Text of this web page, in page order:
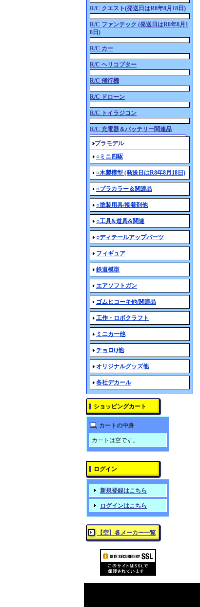
R/C クエスト(発送日はR8年8月18日)
R/C ファンテック (発送日はR8年8月1
8日)
R/C カー
R/C ヘリコプター
R/C 飛行機
R/C ドローン
R/C トイラジコン
R/C 充電器＆バッテリー関連品
○プラモデル
○ミニ四駆
○木製模型 (発送日はR8年8月18日)
○プラカラー＆関連品
○塗装用具/接着剤他
○工具&道具&関連
○ディテールアップパーツ
フィギュア
鉄道模型
エアソフトガン
ゴムヒコーキ他/関連品
工作・ロボクラフト
ミニカー他
チョロQ他
オリジナルグッズ他
各社デカール
ショッピングカート
カートの中身
カートは空です。
ログイン
新規登録はこちら
ログインはこちら
【空】各メーカー一覧